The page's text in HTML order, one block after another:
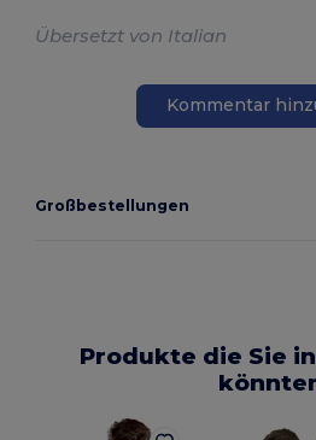
Übersetzt von Italian
Kommentar
Großbestellungen
Produkte die Sie